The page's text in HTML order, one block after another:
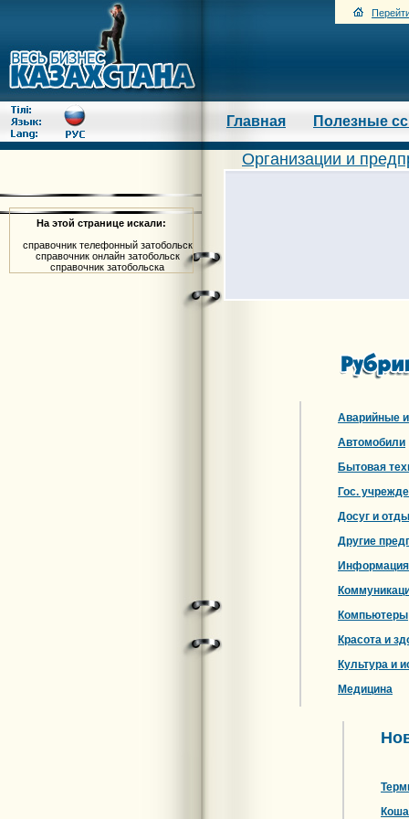
Главная Полезные
На этой странице искали:
справочник телефонный затобольск
справочник онлайн затобольск
справочник затобольска
Организации и
Аварийные
Автомобили
Бытовая
Гос.
Досуг и
Другие
Информация
Компьютеры
Красота и
Культура и
Медицина